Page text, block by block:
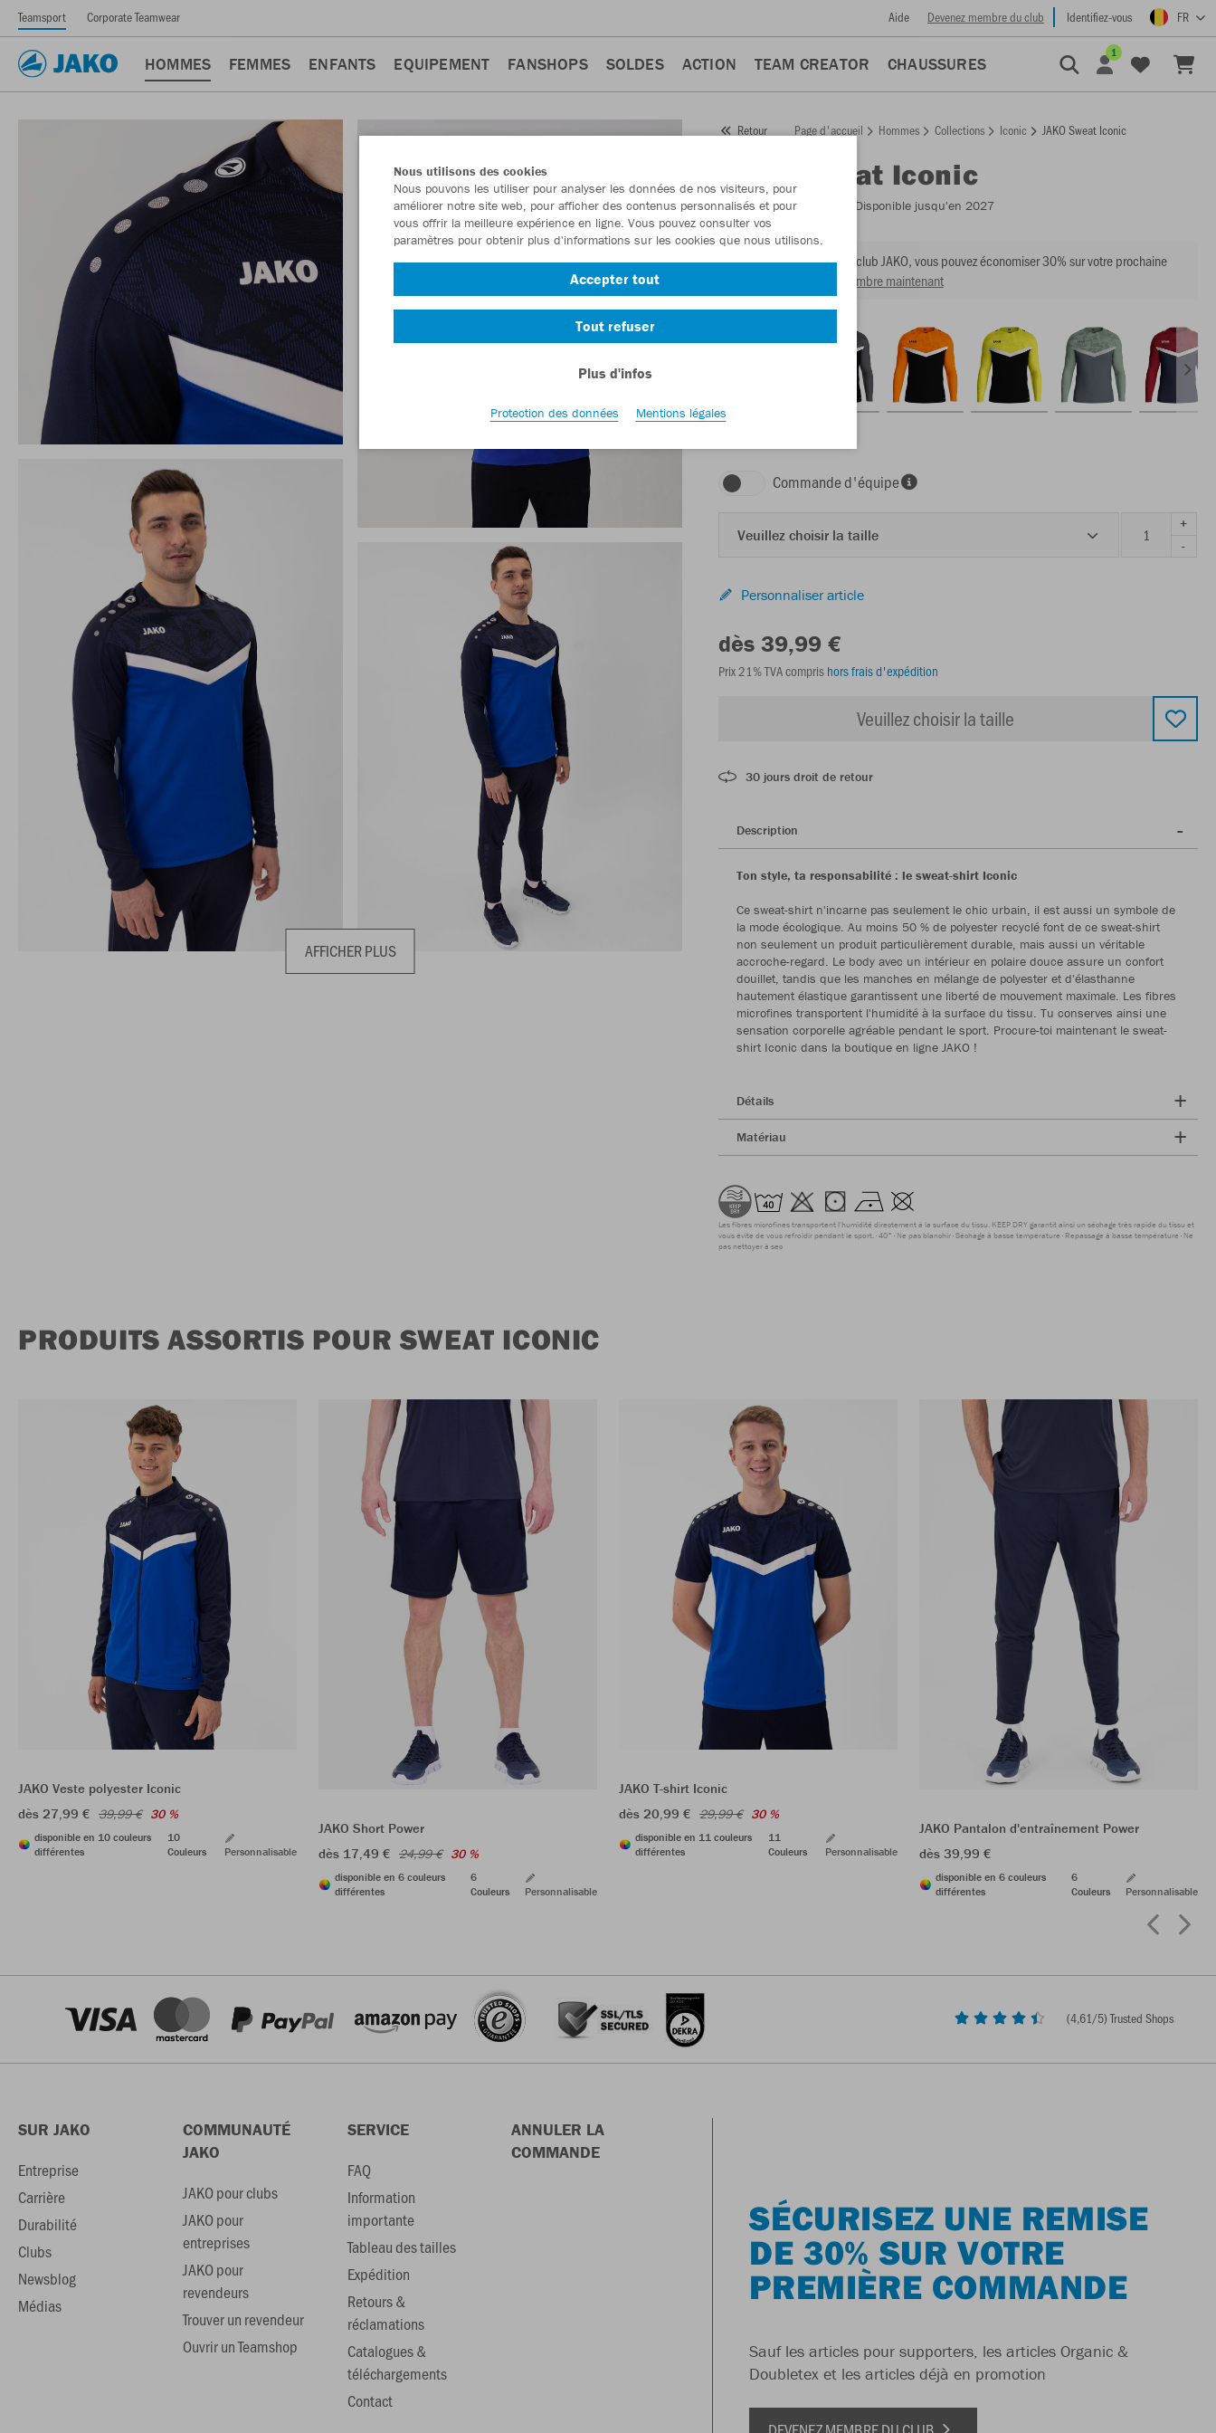
Teamsport Corporate Teamwear Aide Devenez membre du club Identifiez-vous FR
HOMMES FEMMES ENFANTS EQUIPEMENT FANSHOPS SOLDES ACTION TEAM CREATOR CHAUSSURES
1
AFFICHER PLUS
Retour Page d'accueil Hommes Collections Iconic JAKO Sweat Iconic
Sweat Iconic
Numéro d’article: - Disponible jusqu'en 2027
En tant que membre du club JAKO, vous pouvez économiser 30% sur votre prochaine
Devenir membre maintenant
Commande d'équipe
Veuillez choisir la taille
+
-
Personnaliser article
dès 39,99 €
Prix 21% TVA compris hors frais d'expédition
Veuillez choisir la taille
30 jours droit de retour
Description
Ton style, ta responsabilité : le sweat-shirt Iconic
Ce sweat-shirt n'incarne pas seulement le chic urbain, il est aussi un symbole de
la mode écologique. Au moins 50 % de polyester recyclé font de ce sweat-shirt
non seulement un produit particulièrement durable, mais aussi un véritable
accroche-regard. Le body avec un intérieur en polaire douce assure un confort
douillet, tandis que les manches en mélange de polyester et d'élasthanne
hautement élastique garantissent une liberté de mouvement maximale. Les fibres
microfines transportent l'humidité à la surface du tissu. Tu conserves ainsi une
sensation corporelle agréable pendant le sport. Procure-toi maintenant le sweat-
shirt Iconic dans la boutique en ligne JAKO !
Détails
Matériau
Les fibres microfines transportent l'humidité directement à la surface du tissu. KEEP DRY garantit ainsi un séchage très rapide du tissu et
vous évite de vous refroidir pendant le sport. 40° Ne pas blanchir Séchage à basse température Repassage à basse température Ne
pas nettoyer à sec
PRODUITS ASSORTIS POUR SWEAT ICONIC
JAKO Veste polyester Iconic
dès 27,99 € 39,99 € 30 %
disponible en 10 couleurs
différentes
10
Couleurs
Personnalisable
JAKO Short Power
dès 17,49 € 24,99 € 30 %
disponible en 6 couleurs
différentes
6
Couleurs
Personnalisable
JAKO T-shirt Iconic
dès 20,99 € 29,99 € 30 %
disponible en 11 couleurs
différentes
11
Couleurs
Personnalisable
JAKO Pantalon d'entraînement Power
dès 39,99 €
disponible en 6 couleurs
différentes
6
Couleurs
Personnalisable
(4,61/5) Trusted Shops
SUR JAKO
Entreprise
Carrière
Durabilité
Clubs
Newsblog
Médias
COMMUNAUTÉ
JAKO
JAKO pour clubs
JAKO pour
entreprises
JAKO pour
revendeurs
Trouver un revendeur
Ouvrir un Teamshop
SERVICE
FAQ
Information
importante
Tableau des tailles
Expédition
Retours &
réclamations
Catalogues &
téléchargements
Contact
ANNULER LA
COMMANDE
SÉCURISEZ UNE REMISE
DE 30% SUR VOTRE
PREMIÈRE COMMANDE
Sauf les articles pour supporters, les articles Organic &
Doubletex et les articles déjà en promotion
Nous utilisons des cookies
Nous pouvons les utiliser pour analyser les données de nos visiteurs, pour
améliorer notre site web, pour afficher des contenus personnalisés et pour
vous offrir la meilleure expérience en ligne. Vous pouvez consulter vos
paramètres pour obtenir plus d'informations sur les cookies que nous utilisons.
Accepter tout
Tout refuser
Plus d'infos
Protection des données Mentions légales